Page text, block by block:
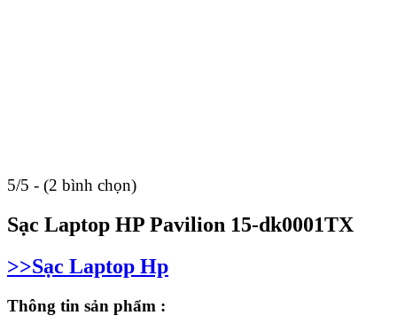
5/5 - (2 bình chọn)
Sạc Laptop HP Pavilion 15-dk0001TX
>>Sạc Laptop Hp
Thông tin sản phẩm :